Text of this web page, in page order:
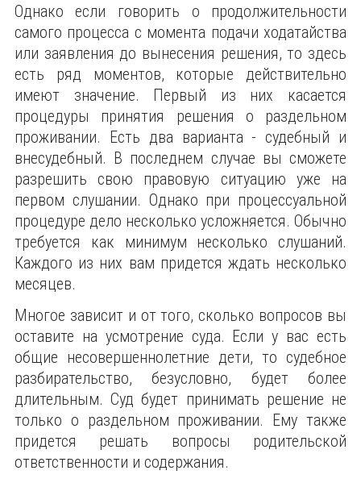
Однако если говорить о продолжительности
самого процесса с момента подачи ходатайства
или заявления до вынесения решения, то здесь
есть ряд моментов, которые действительно
имеют значение. Первый из них касается
процедуры принятия решения о раздельном
проживании. Есть два варианта - судебный и
внесудебный. В последнем случае вы сможете
разрешить свою правовую ситуацию уже на
первом слушании. Однако при процессуальной
процедуре дело несколько усложняется. Обычно
требуется как минимум несколько слушаний.
Каждого из них вам придется ждать несколько
месяцев.
Многое зависит и от того, сколько вопросов вы
оставите на усмотрение суда. Если у вас есть
общие несовершеннолетние дети, то судебное
разбирательство, безусловно, будет более
длительным. Суд будет принимать решение не
только о раздельном проживании. Ему также
придется решать вопросы родительской
ответственности и содержания.